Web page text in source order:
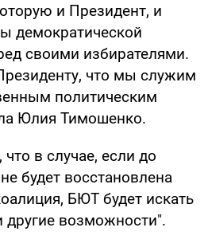
и Президент, и
демократической
своими избирателями.
что мы служим
политическим
Юлия Тимошенко.
в случае, если до
будет восстановлена
БЮТ будет искать
другие возможности".